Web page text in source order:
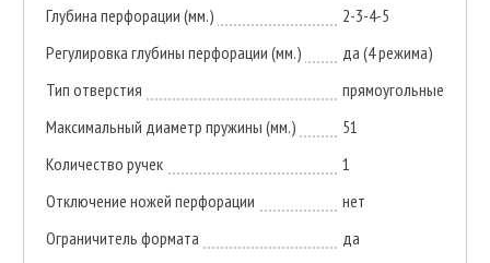
Глубина перфорации (мм.)
2-3-4-5
Регулировка глубины перфорации (мм.)
да (4 режима)
Тип отверстия
прямоугольные
Максимальный диаметр пружины (мм.)
51
Количество ручек
1
Отключение ножей перфорации
нет
Ограничитель формата
да